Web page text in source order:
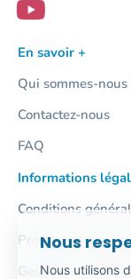
En savoir +
Qui sommes-nous
Contactez-nous
FAQ
Informations
Conditions
Protection des
Gestion des
Nous
Nous utilisons